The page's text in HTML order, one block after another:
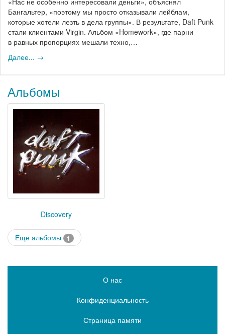
Бангальтер, «поэтому мы просто отказывали лейблам,
которые хотели лезть в дела группы». В результате, Daft Punk
стали клиентами Virgin. Альбом «Homework», где парни
в равных пропорциях мешали техно,…
Далее... →
Альбомы
Discovery
Еще альбомы 1
О нас
Конфиденциальность
Страница памяти